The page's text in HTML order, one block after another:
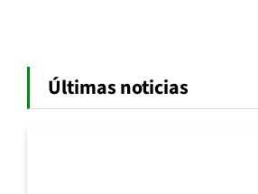
Últimas noticias